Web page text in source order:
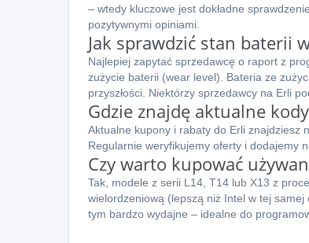
– wtedy kluczowe jest dokładne
pozytywnymi opiniami.
Jak sprawdzić stan baterii
Najlepiej zapytać sprzedawcę o raport z
zużycie baterii (wear level). Bateria ze
przyszłości. Niektórzy sprzedawcy na Erli
Gdzie znajdę aktualne
Aktualne kupony i rabaty do Erli znajdziesz
Regularnie weryfikujemy oferty i dodajemy
Czy warto kupować
Tak, modele z serii L14, T14 lub X13 z
wielordzeniową (lepszą niż Intel w tej
tym bardzo wydajne – idealne do